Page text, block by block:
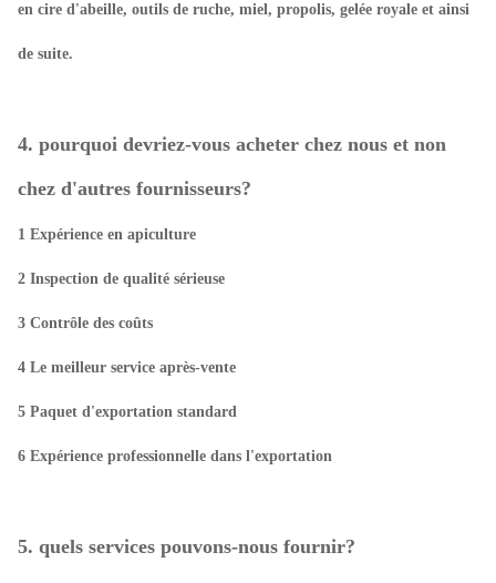
en cire d'abeille, outils de ruche, miel, propolis, gelée royale et ainsi
de suite.
4. pourquoi devriez-vous acheter chez nous et non
chez d'autres fournisseurs?
1 Expérience en apiculture
2 Inspection de qualité sérieuse
3 Contrôle des coûts
4 Le meilleur service après-vente
5 Paquet d'exportation standard
6 Expérience professionnelle dans l'exportation
5. quels services pouvons-nous fournir?